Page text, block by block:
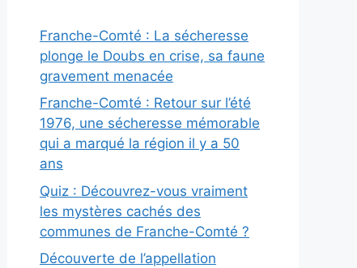
Franche-Comté : La sécheresse
plonge le Doubs en crise, sa faune
gravement menacée
Franche-Comté : Retour sur l’été
1976, une sécheresse mémorable
qui a marqué la région il y a 50
ans
Quiz : Découvrez-vous vraiment
les mystères cachés des
communes de Franche-Comté ?
Découverte de l’appellation